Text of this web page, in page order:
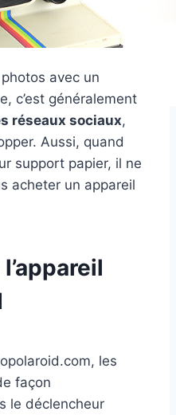
avec un
c’est généralement
réseaux sociaux,
Aussi, quand
support papier, il ne
acheter un appareil
les
façon
le déclencheur